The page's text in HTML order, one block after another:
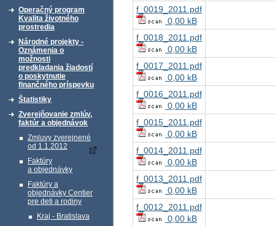
Operačný program
Kvalita životného
prostredia
Národné projekty -
Oznámenia o
možnosti
predkladania žiadostí
o poskytnutie
finančného príspevku
Štatistiky
Zverejňovanie zmlúv,
faktúr a objednávok
Zmluvy zverejnené
od 1.1.2012
Faktúry
a objednávky
Faktúry a
objednávky Centier
pre deti a rodiny
Kraj - Bratislava
f_0019_2011.pdf
0,00 kB
f_0018_2011.pdf
0,00 kB
f_0017_2011.pdf
0,00 kB
f_0016_2011.pdf
0,00 kB
f_0015_2011.pdf
0,00 kB
f_0014_2011.pdf
0,00 kB
f_0013_2011.pdf
0,00 kB
f_0012_2011.pdf
0,00 kB